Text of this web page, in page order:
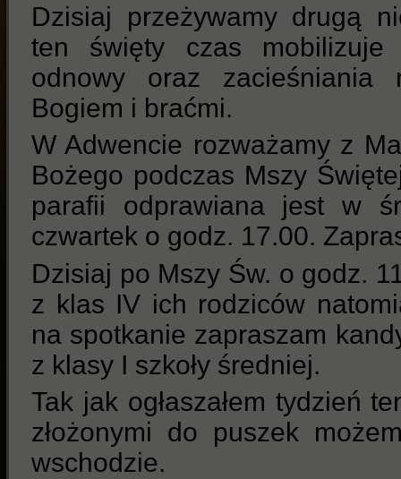
Dzisiaj przeżywamy drugą
ten święty czas mobilizuje
odnowy oraz
Bogiem i braćmi.
W Adwencie rozważamy z
Bożego podczas Mszy
parafii odprawiana jest w
czwartek o godz. 17.00.
Dzisiaj po Mszy Św. o godz.
z klas IV ich rodziców
na spotkanie zapraszam
z klasy I szkoły średniej.
Tak jak ogłaszałem tydzień
złożonymi do puszek
wschodzie.